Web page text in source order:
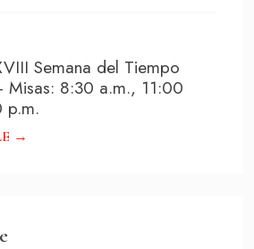
Semana del Tiempo
Misas: 8:30 a.m., 11:00
p.m.
→